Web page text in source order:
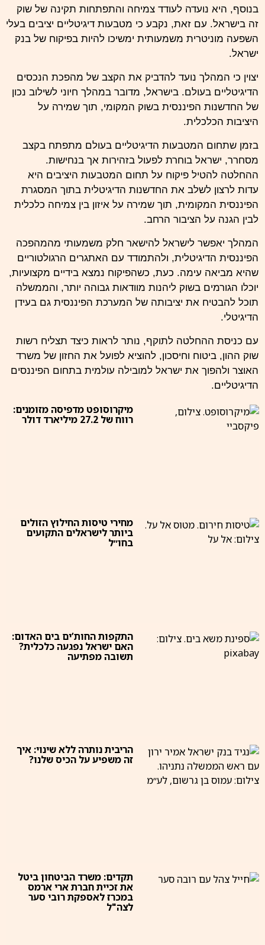
בנוסף, היא נועדה לעודד צמיחה והתפתחות תקינה של שוק
זה בישראל. עם זאת, נקבע כי מטבעות דיגיטליים יציבים בעלי
השפעה מוניטרית משמעותית ימשיכו להיות בפיקוח של בנק
ישראל.
יצוין כי המהלך נועד להדביק את הקצב של מהפכת הנכסים
הדיגיטליים בעולם. בישראל, מדובר במהלך חיוני לשילוב נכון
של החדשנות הפיננסית בשוק המקומי, תוך שמירה על
היציבות הכלכלית.
בזמן שתחום המטבעות הדיגיטליים בעולם מתפתח בקצב
מסחרר, ישראל בוחרת לפעול בזהירות אך בנחישות.
ההחלטה להטיל פיקוח על תחום המטבעות היציבים היא
עדות לרצון לשלב את החדשנות הדיגיטלית בתוך המסגרת
הפיננסית המקומית, תוך שמירה על איזון בין צמיחה כלכלית
לבין הגנה על הציבור הרחב.
המהלך יאפשר לישראל להישאר חלק משמעותי מהמהפכה
הפיננסית הדיגיטלית, ולהתמודד עם האתגרים הרגולטוריים
שהיא מביאה עימה. כעת, כשהפיקוח נמצא בידיים מקצועיות,
יוכלו הגורמים בשוק ליהנות מוודאות גבוהה יותר, והממשלה
תוכל להבטיח את יציבותה של המערכת הפיננסית גם בעידן
הדיגיטלי.
עם כניסת ההחלטה לתוקף, נותר לראות כיצד תצליח רשות
שוק ההון, ביטוח וחיסכון, להוציא לפועל את החזון של משרד
האוצר ולהפוך את ישראל למובילה עולמית בתחום הפיננסים
הדיגיטליים.
מיקרוסופט מדפיסה מזומנים:
רווח של 27.2 מיליארד דולר
מחירי טיסות החילוץ הזולים
ביותר לישראלים התקועים
בחו״ל
התקפות החות’ים בים האדום:
האם ישראל נפגעה כלכלית?
תשובה מפתיעה
הריבית נותרה ללא שינוי: איך
זה משפיע על הכיס שלנו?
תקדים: משרד הביטחון ביטל
את זכיית חברת ארי ארמס
במכרז לאספקת רובי סער
לצה"ל